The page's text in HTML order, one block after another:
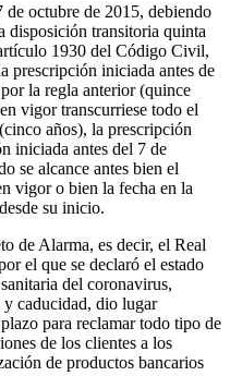
octubre de 2015, debiendo
disposición transitoria quinta
1930 del Código Civil,
prescripción iniciada antes de
la regla anterior (quince
vigor transcurriese todo el
años), la prescripción
iniciada antes del 7 de
se alcance antes bien el
vigor o bien la fecha en la
su inicio.
de Alarma, es decir, el Real
el que se declaró el estado
del coronavirus,
y caducidad, dio lugar
para reclamar todo tipo de
de los clientes a los
de productos bancarios